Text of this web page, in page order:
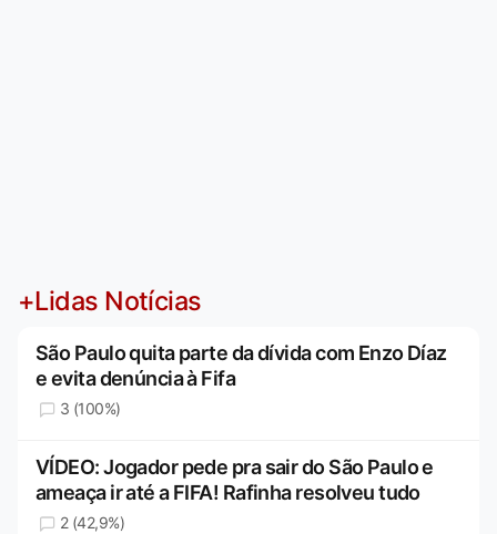
+Lidas Notícias
São Paulo quita parte da dívida com Enzo Díaz
e evita denúncia à Fifa
3 (100%)
VÍDEO: Jogador pede pra sair do São Paulo e
ameaça ir até a FIFA! Rafinha resolveu tudo
2 (42,9%)